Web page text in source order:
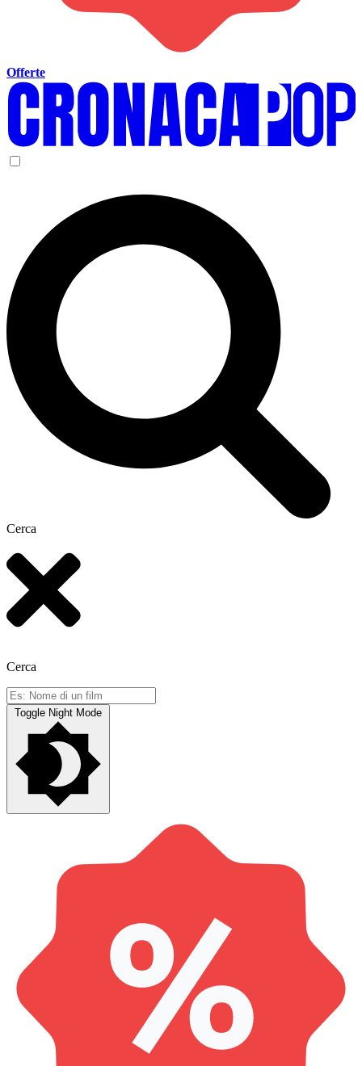
Offerte
Cerca
Cerca
Toggle Night Mode